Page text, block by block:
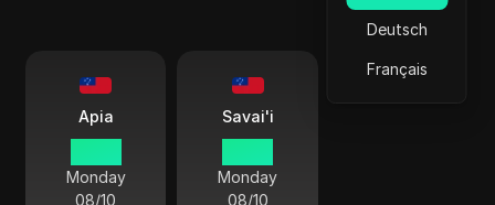
Deutsch
Français
Apia
Monday
08/10
Savai'i
Monday
08/10